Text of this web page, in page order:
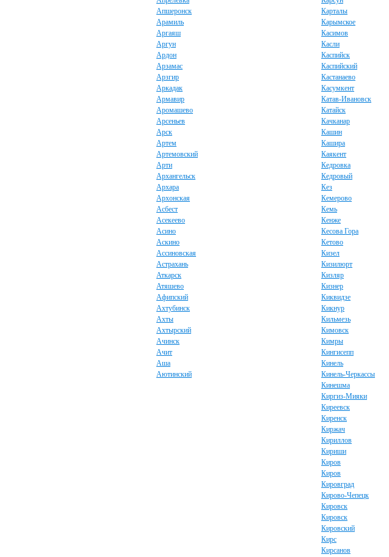
Апшеронск
Арамиль
Аргаяш
Аргун
Ардон
Арзамас
Арзгир
Аркадак
Армавир
Аромашево
Арсеньев
Арск
Артем
Артемовский
Арти
Архангельск
Архара
Архонская
Асбест
Асекеево
Асино
Аскино
Ассиновская
Астрахань
Аткарск
Атяшево
Афипский
Ахтубинск
Ахты
Ахтырский
Ачинск
Ачит
Аша
Аютинский
Карталы
Карымское
Касимов
Касли
Каспийск
Каспийский
Кастанаево
Касумкент
Катав-Ивановск
Катайск
Качканар
Кашин
Кашира
Каякент
Кедровка
Кедровый
Кез
Кемерово
Кемь
Кенже
Кесова Гора
Кетово
Кизел
Кизилюрт
Кизляр
Кизнер
Киквидзе
Кикнур
Кильмезь
Кимовск
Кимры
Кингисепп
Кинель
Кинель-Черкассы
Кинешма
Киргиз-Мияки
Киреевск
Киренск
Киржач
Кириллов
Кириши
Киров
Киров
Кировград
Кирово-Чепецк
Кировск
Кировск
Кировский
Кирс
Кирсанов